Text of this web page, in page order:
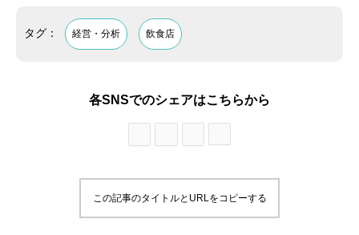
タグ： 経営・分析 飲食店
各SNSでのシェアはこちらから
この記事のタイトルとURLをコピーする